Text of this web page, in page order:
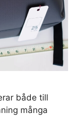
både till
många